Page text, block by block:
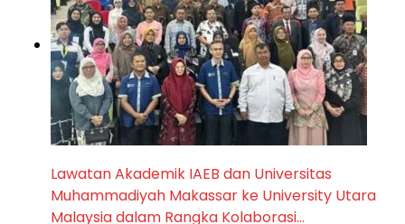
Lawatan Akademik IAEB dan Universitas
Muhammadiyah Makassar ke University Utara
Malaysia dalam Rangka Kolaborasi…